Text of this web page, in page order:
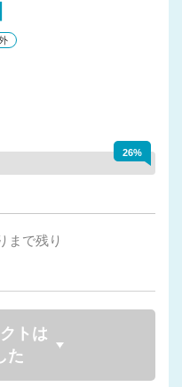
26%
まで残り
トは
た